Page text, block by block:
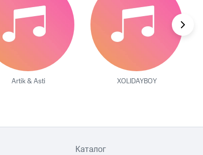
Artik & Asti XOLIDAYBOY
Каталог